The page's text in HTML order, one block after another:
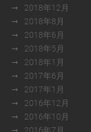
2018年12月
2018年8月
2018年6月
2018年5月
2018年1月
2017年6月
2017年1月
2016年12月
2016年10月